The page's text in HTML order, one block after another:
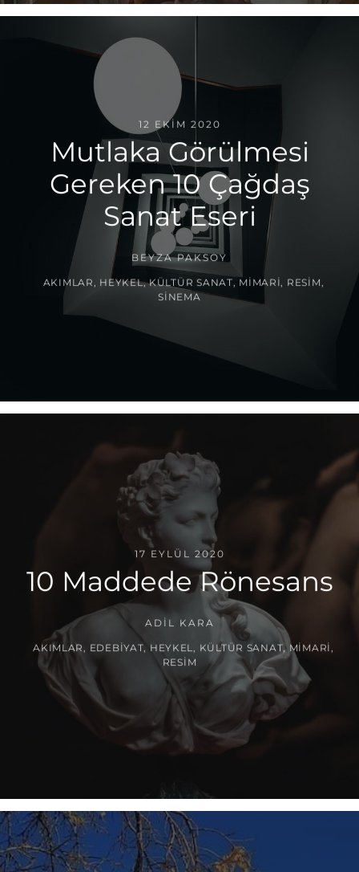
12 EKIM 2020
Mutlaka Görülmesi
Gereken 10 Çağdaş
Sanat Eseri
BEYZA PAKSOY
AKIMLAR HEYKEL,KÜLTÜR SANAT MIMARI RESIM
SINEMA
17 EYLÜL 2020
10 Maddede Rönesans
ADIL KARA
AKIMLAR , EDEBIYAT, HEYKEL KÜLTÜR SANAT , MIMARI
RESIM